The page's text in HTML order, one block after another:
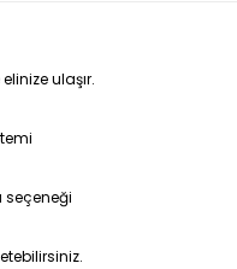
ulaşır.
seçeneği